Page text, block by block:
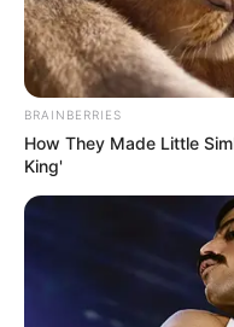
ПОДІЇ
Ліквідована
заборгувала
півмільйона
BRAINBERRIES
How They Made Little
King'